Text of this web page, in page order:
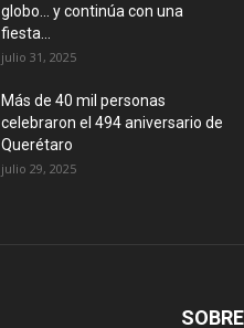
globo… y continúa con una
fiesta...
julio 31, 2025
Más de 40 mil personas
celebraron el 494 aniversario de
Querétaro
julio 29, 2025